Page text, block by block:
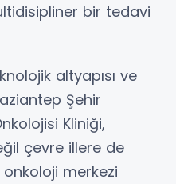
bir tedavi
altyapısı ve
Şehir
Kliniği,
çevre illere de
merkezi